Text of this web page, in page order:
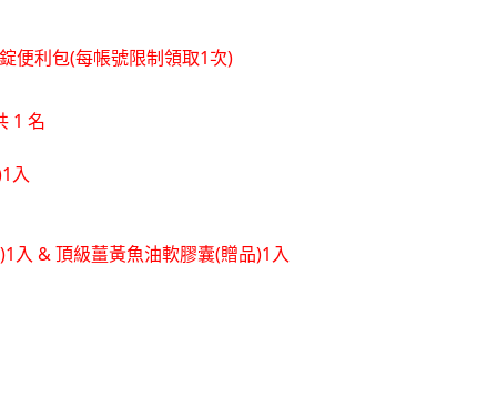
便利包(每帳號限制領取1次)
1 名
入
入 & 頂級薑黃魚油軟膠囊(贈品)1入